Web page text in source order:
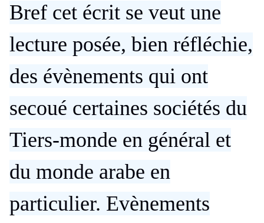
Bref cet écrit se veut une
lecture posée, bien réfléchie,
des évènements qui ont
secoué certaines sociétés du
Tiers-monde en général et
du monde arabe en
particulier. Evènements